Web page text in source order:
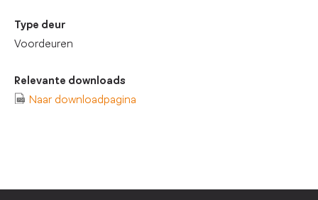
Type deur
Voordeuren
Relevante downloads
Naar downloadpagina